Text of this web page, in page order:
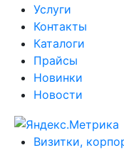
Услуги
Контакты
Каталоги
Прайсы
Новинки
Новости
Визитки,